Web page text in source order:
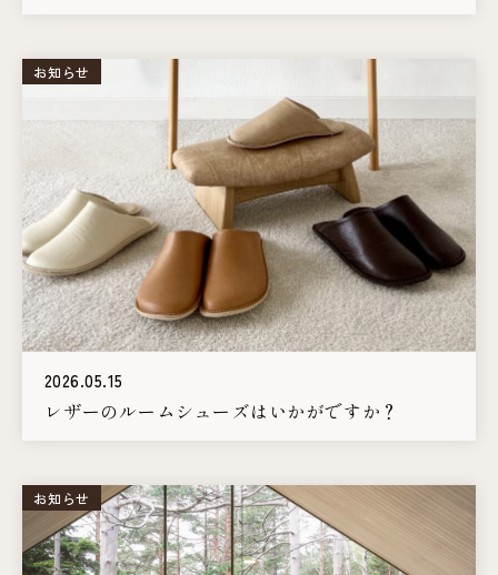
お知らせ
2026.05.15
レザーのルームシューズはいかがですか？
お知らせ